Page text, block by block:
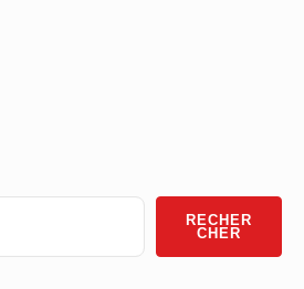
RECHER
CHER